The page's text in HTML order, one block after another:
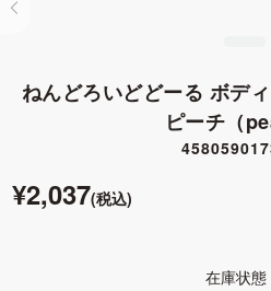
ねんどろいどどーる ボデ
ピーチ（
在庫状態
¥2,037(税込)